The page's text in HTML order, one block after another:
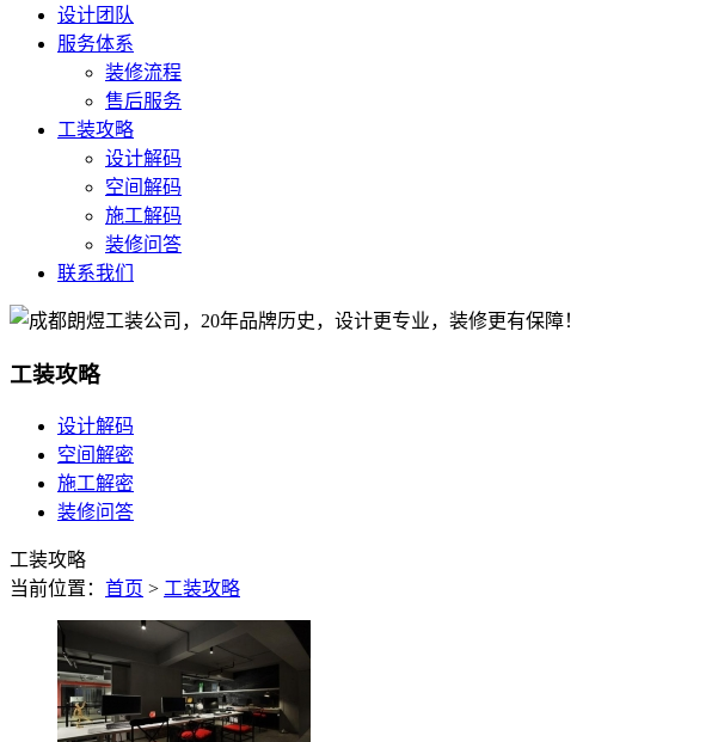
设计团队
服务体系
装修流程
售后服务
工装攻略
设计解码
空间解码
施工解码
装修问答
联系我们
工装攻略
设计解码
空间解密
施工解密
装修问答
工装攻略
当前位置： 首页 > 工装攻略